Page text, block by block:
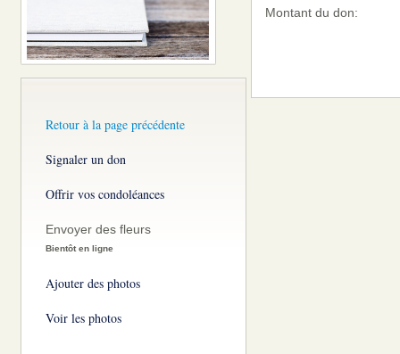
Retour à la page précédente
Signaler un don
Offrir vos condoléances
Envoyer des fleurs
Bientôt en ligne
Ajouter des photos
Voir les photos
Montant du don: